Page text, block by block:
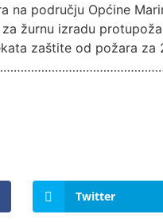
na području
za žurnu izradu
zaštite od
Twitter